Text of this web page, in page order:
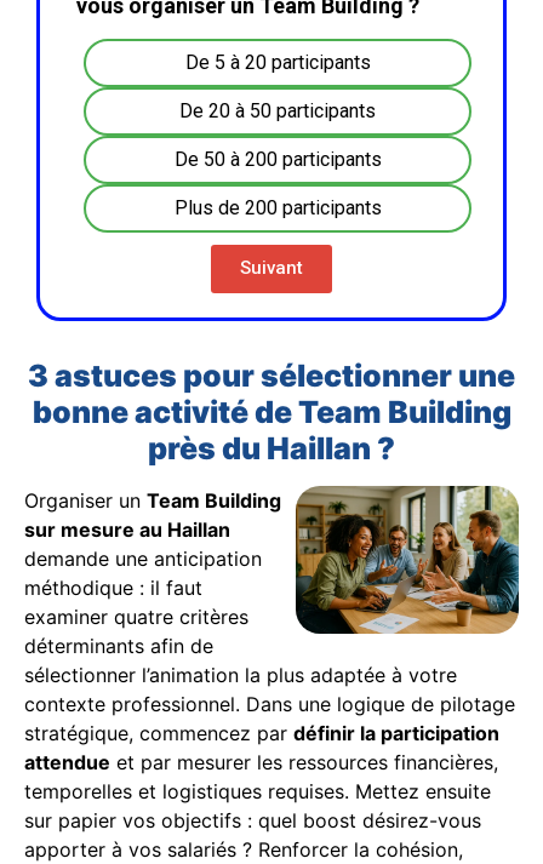
vous organiser un Team Building ?
De 5 à 20 participants
De 20 à 50 participants
De 50 à 200 participants
Plus de 200 participants
Suivant
3 astuces pour sélectionner une
bonne activité de Team Building
près du Haillan ?
Organiser un Team Building
sur mesure au Haillan
demande une anticipation
méthodique : il faut
examiner quatre critères
déterminants afin de
sélectionner l’animation la plus adaptée à votre
contexte professionnel. Dans une logique de pilotage
stratégique, commencez par définir la participation
attendue et par mesurer les ressources financières,
temporelles et logistiques requises. Mettez ensuite
sur papier vos objectifs : quel boost désirez-vous
apporter à vos salariés ? Renforcer la cohésion,